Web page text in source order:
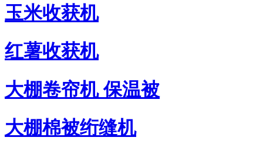
玉米收获机
红薯收获机
大棚卷帘机 保温被
大棚棉被绗缝机